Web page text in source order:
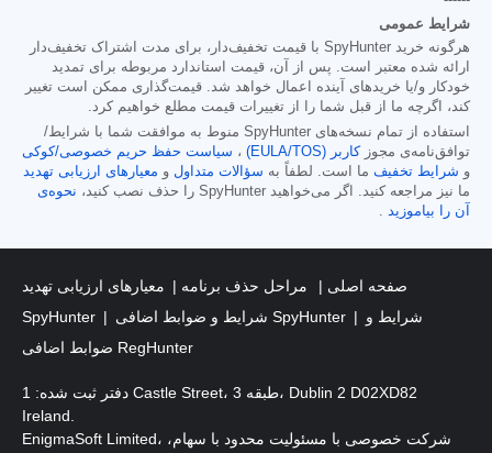
شرایط عمومی
هرگونه خرید SpyHunter با قیمت تخفیف‌دار، برای مدت اشتراک تخفیف‌دار
ارائه شده معتبر است. پس از آن، قیمت استاندارد مربوطه برای تمدید
خودکار و/یا خریدهای آینده اعمال خواهد شد. قیمت‌گذاری ممکن است تغییر
کند، اگرچه ما از قبل شما را از تغییرات قیمت مطلع خواهیم کرد.
استفاده از تمام نسخه‌های SpyHunter منوط به موافقت شما با شرایط/
توافق‌نامه‌ی مجوز کاربر (EULA/TOS) ، سیاست حفظ حریم خصوصی/کوکی
و شرایط تخفیف ما است. لطفاً به سؤالات متداول و معیارهای ارزیابی تهدید
ما نیز مراجعه کنید. اگر می‌خواهید SpyHunter را حذف نصب کنید،
نحوه‌ی
آن را بیاموزید .
صفحه اصلی مراحل حذف برنامه
معیارهای ارزیابی تهدید
SpyHunter
شرایط و ضوابط اضافی SpyHunter
شرایط و
ضوابط اضافی RegHunter
دفتر ثبت شده: 1 Castle Street، طبقه 3، Dublin 2 D02XD82
Ireland.
EnigmaSoft Limited، شرکت خصوصی با مسئولیت محدود با سهام،